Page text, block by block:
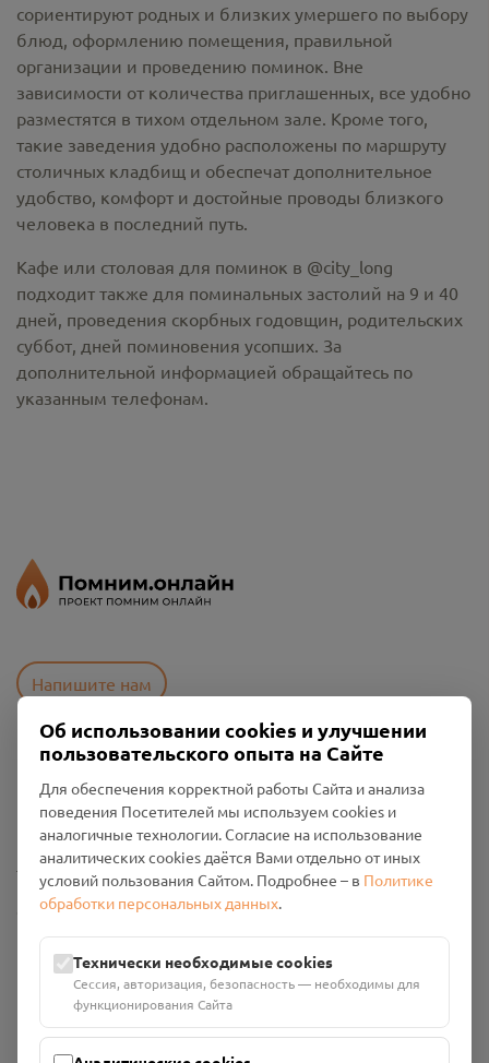
сориентируют родных и близких умершего по выбору
блюд, оформлению помещения, правильной
организации и проведению поминок. Вне
зависимости от количества приглашенных, все удобно
разместятся в тихом отдельном зале. Кроме того,
такие заведения удобно расположены по маршруту
столичных кладбищ и обеспечат дополнительное
удобство, комфорт и достойные проводы близкого
человека в последний путь.
Кафе или столовая для поминок в @city_long
подходит также для поминальных застолий на 9 и 40
дней, проведения скорбных годовщин, родительских
суббот, дней поминовения усопших. За
дополнительной информацией обращайтесь по
указанным телефонам.
Напишите нам
Политика конфиденциальности
Промо-материалы
Настройки cookies
Общество с ограниченной ответственностью «Смоленский
Проект Помним»
ИНН: 6700029207 ОГРН: 1256700001986
Юридический адрес: 216790, Смоленская область, р-н
Руднянский, г. Рудня, улица Западная, д. 26А, пом. 18
Номер счёта: 40702810901130004287 в АО "АЛЬФА-БАНК"
Об использовании cookies и улучшении
пользовательского опыта на Сайте
Для обеспечения корректной работы Сайта и анализа
поведения Посетителей мы используем cookies и
аналогичные технологии. Согласие на использование
аналитических cookies даётся Вами отдельно от иных
условий пользования Сайтом. Подробнее – в Политике
обработки персональных данных.
Технически необходимые cookies
Сессия, авторизация, безопасность — необходимы для
функционирования Сайта